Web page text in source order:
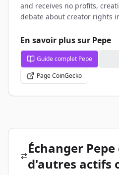
and receives no profits,
debate about creator rights
En savoir plus sur Pepe
Guide complet Pepe
Page CoinGecko
Échanger
d'autres actifs